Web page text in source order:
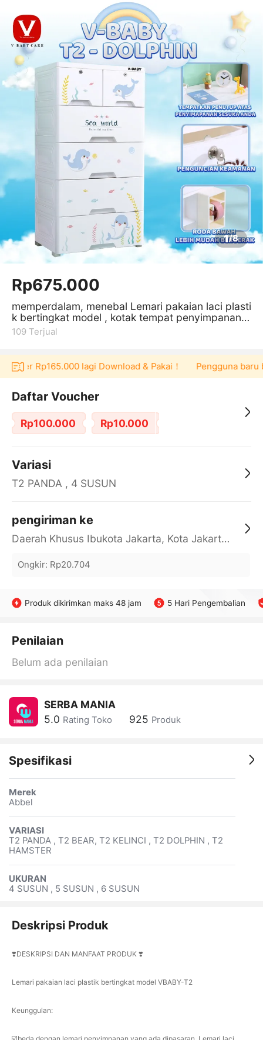
1/8
Rp675.000
memperdalam, menebal Lemari pakaian laci plasti
k bertingkat model , kotak tempat penyimpanan
mainan baby, Loker lemari
109 Terjual
Rp165.000 lagi Download & Pakai！ Pengguna baru
Daftar Voucher
Rp100.000 Rp10.000
Variasi
T2 PANDA , 4 SUSUN
pengiriman ke
Daerah Khusus Ibukota Jakarta, Kota Jakarta Barat, Cengkareng, yy
Ongkir: Rp20.704
Produk dikirimkan maks 48 jam 5 Hari Pengembalian
Penilaian
Belum ada penilaian
SERBA MANIA
5.0 Rating Toko 925 Produk
Spesifikasi
Merek
Abbel
VARIASI
T2 PANDA , T2 BEAR, T2 KELINCI , T2 DOLPHIN , T2
HAMSTER
UKURAN
4 SUSUN , 5 SUSUN , 6 SUSUN
Deskripsi Produk
❣️DESKRIPSI DAN MANFAAT PRODUK ❣️
Lemari pakaian laci plastik bertingkat model VBABY-T2
Keunggulan: